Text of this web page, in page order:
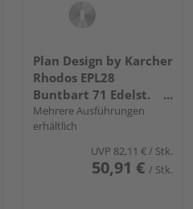
Plan Design by Karcher
Rhodos EPL28
Buntbart 71 Edelst.
matt
Mehrere Ausführungen
erhältlich
UVP 82,11 €/ Stk.
50,91 € / Stk.